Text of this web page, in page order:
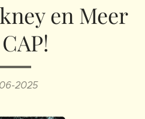
en Meer
2025